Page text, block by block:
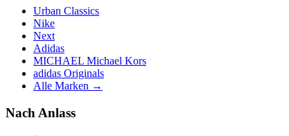
Urban Classics
Nike
Next
Adidas
MICHAEL Michael Kors
adidas Originals
Alle Marken →
Nach Anlass